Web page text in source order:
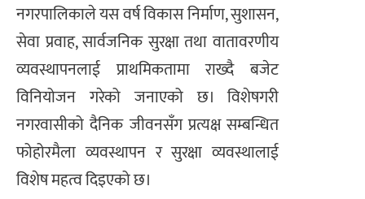
नगरपालिकाले यस वर्ष विकास निर्माण, सुशासन,
सेवा प्रवाह, सार्वजनिक सुरक्षा तथा वातावरणीय
व्यवस्थापनलाई प्राथमिकतामा राख्दै बजेट
विनियोजन गरेको जनाएको छ। विशेषगरी
नगरवासीको दैनिक जीवनसँग प्रत्यक्ष सम्बन्धित
फोहोरमैला व्यवस्थापन र सुरक्षा व्यवस्थालाई
विशेष महत्व दिइएको छ।